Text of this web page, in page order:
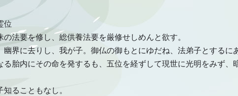
位
法要を修し、総供養法要を厳修せしめんと欲す。
界に去りし、我が子。御仏の御もとにゆだね、法弟子とするに
胎内にその命を発するも、五位を経ずして現世に光明をみず、
ることもなし。